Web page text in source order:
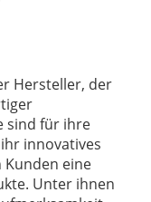
Hersteller, der
sind für ihre
innovatives
eine
Unter ihnen